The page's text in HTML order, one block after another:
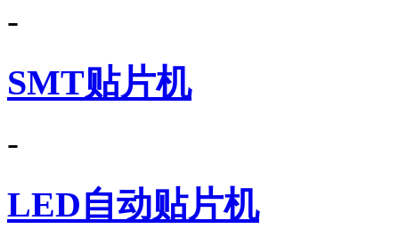
-
SMT贴片机
-
LED自动贴片机